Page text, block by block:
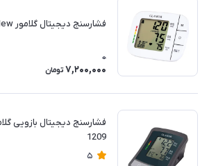
فشارسنج دیجیتال گلامور Glamor DBP-1318 New
0
7,200,000 تومان
1209
5